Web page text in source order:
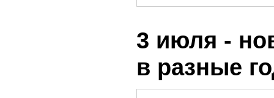
3 июля -
в разные